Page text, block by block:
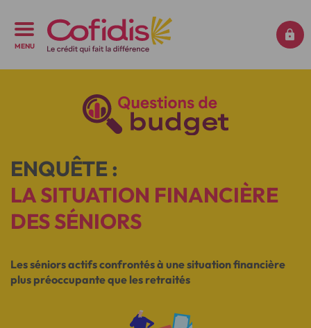
MENU
ENQUÊTE :
LA SITUATION FINANCIÈRE
DES SÉNIORS
Les séniors actifs confrontés à une situation financière
plus préoccupante que les retraités